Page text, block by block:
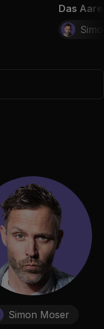
Das
Simon Moser